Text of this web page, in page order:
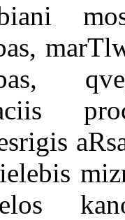
,
,